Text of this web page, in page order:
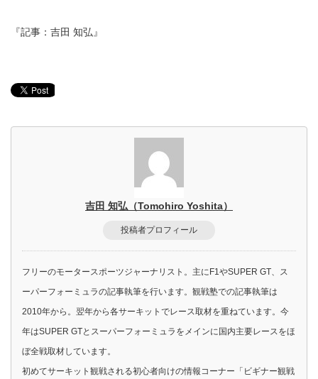
『記事：吉田 知弘』
吉田 知弘（Tomohiro Yoshita）
投稿者プロフィール
フリーのモータースポーツジャーナリスト。主にF1やSUPER GT、ス
ーパーフォーミュラの記事執筆を行います。観戦塾での記事執筆は
2010年から。翌年から各サーキットでレース取材を重ねています。今
年はSUPER GTとスーパーフォーミュラをメインに国内主要レースをほ
ぼ全戦取材しています。
初めてサーキット観戦される初心者向けの情報コーナー「ビギナー観戦